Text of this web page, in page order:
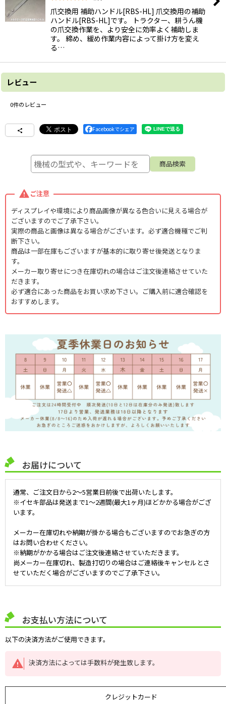
爪交換用 補助ハンドル[RBS-HL] 爪交換用の補助
ハンドル[RBS-HL]です。 トラクター、耕うん機
の爪交換作業を、より安全に効率よく補助しま
す。 締め、緩め作業内容によって掛け方を変え
る…
レビュー
0件のレビュー
Facebookでシェア
ご注意
ディスプレイや環境により商品画像が異なる色合いに見える場合が
ございますのでご了承下さい。
実際の商品と画像は異なる場合がございます。必ず適合機種でご判
断下さい。
商品は一部在庫もございますが基本的に取り寄せ後発送となりま
す。
メーカー取り寄せにつき在庫切れの場合はご注文後連絡させていた
だきます。
必ず適合にあった商品をお買い求め下さい。ご購入前に適合確認を
おすすめします。
お届けについて
通常、ご注文日から2～5営業日前後で出荷いたします。
※イセキ部品は発送まで1～2週間(最大1ヶ月)ほどかかる場合がござ
います。
メーカー在庫切れや納期が掛かる場合もございますのでお急ぎの方
はお問い合わせください。
※納期がかかる場合はご注文後連絡させていただきます。
尚メーカー在庫切れ、製造打切りの場合はご連絡後キャンセルとさ
せていただく場合がございますのでご了承下さい。
お支払い方法について
以下の決済方法がご使用できます。
決済方法によっては手数料が発生致します。
クレジットカード